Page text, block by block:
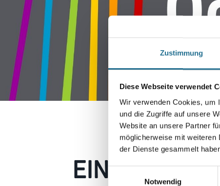
Zustimmung
Diese Webseite verwendet
Wir verwenden Cookies, um
und die Zugriffe auf unsere
Website an unsere Partner
möglicherweise mit weiteren
der Dienste gesammelt
Notwendig
EIN KLEINER